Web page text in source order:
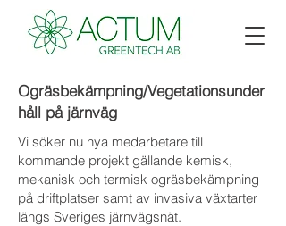
Ogräsbekämpning/Vegetationsunder
håll på järnväg
Vi söker nu nya medarbetare till
kommande projekt gällande kemisk,
mekanisk och termisk ogräsbekämpning
på driftplatser samt av invasiva växtarter
längs Sveriges järnvägsnät.